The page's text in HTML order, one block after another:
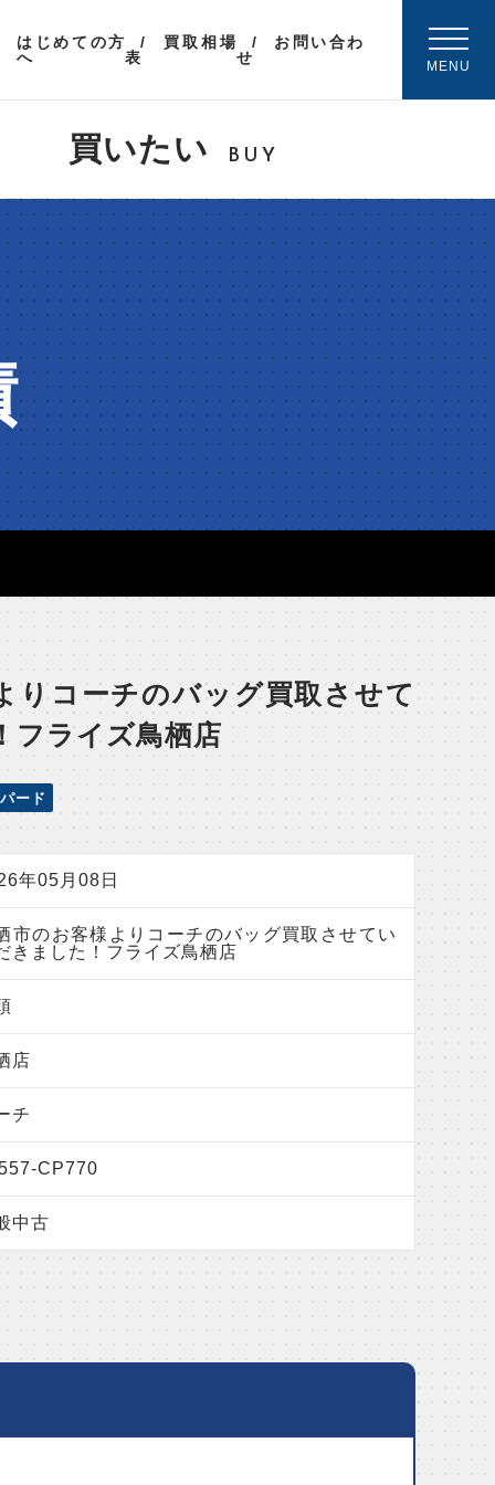
はじめての方
へ
買取相場
表
お問い合わ
せ
MENU
買いたい BUY
りコーチのバッグ買取させて
フライズ鳥栖店
ード
年05月08日
市のお客様よりコーチのバッグ買取させてい
きました！フライズ鳥栖店
店
チ
CP770
中古